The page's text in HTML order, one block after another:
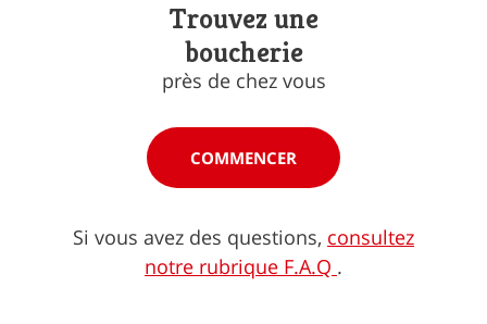
Trouvez une
boucherie
près de chez vous
COMMENCER
Si vous avez des questions, consultez
notre rubrique F.A.Q .